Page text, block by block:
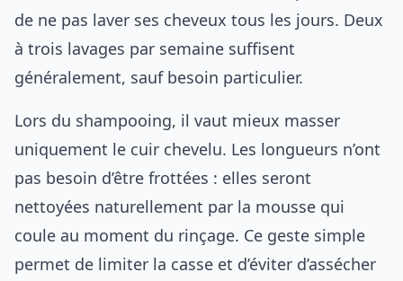
de ne pas laver ses cheveux tous les jours. Deux
à trois lavages par semaine suffisent
généralement, sauf besoin particulier.
Lors du shampooing, il vaut mieux masser
uniquement le cuir chevelu. Les longueurs n’ont
pas besoin d’être frottées : elles seront
nettoyées naturellement par la mousse qui
coule au moment du rinçage. Ce geste simple
permet de limiter la casse et d’éviter d’assécher